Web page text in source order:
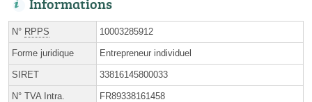
N° RPPS 10003285912
Forme juridique Entrepreneur individuel
SIRET 33816145800033
N° TVA Intra. FR89338161458